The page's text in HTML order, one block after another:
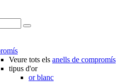
Veure tots els anells de compromís
tipus d'or
or blanc